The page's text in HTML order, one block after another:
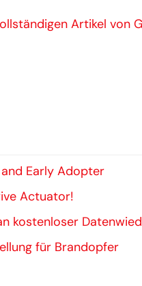
Artikel von
Early Adopter
Actuator!
kostenloser
für Brandopfer